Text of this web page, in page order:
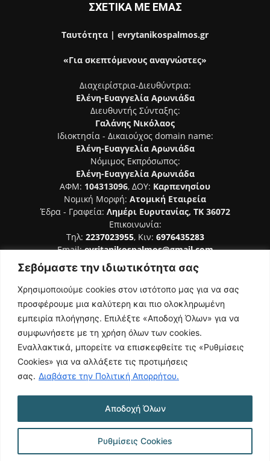
Σεβόμαστε την ιδιωτικότητα σας
Χρησιμοποιούμε cookies στον ιστότοπο μας για να σας
προσφέρουμε μια καλύτερη και πιο ολοκληρωμένη
εμπειρία πλοήγησης. Επιλέξτε «Αποδοχή Όλων» για να
συμφωνήσετε με τη χρήση όλων των cookies.
Εναλλακτικά, μπορείτε να επισκεφθείτε τις «Ρυθμίσεις
Cookies» για να αλλάξετε τις προτιμήσεις
σας. Διαβάστε την Πολιτική Απορρήτου.
Ρυθμίσεις Cookies
Αποδοχή Όλων
ΣΧΕΤΙΚΑ ΜΕ ΕΜΑΣ
Ταυτότητα | evrytanikospalmos.gr
«Για σκεπτόμενους αναγνώστες»
Διαχειρίστρια-Διευθύντρια:
Ελένη-Ευαγγελία Αρωνιάδα
Διευθυντής Σύνταξης:
Γαλάνης Νικόλαος
Ιδιοκτησία - Δικαιούχος domain name:
Ελένη-Ευαγγελία Αρωνιάδα
Νόμιμος Εκπρόσωπος:
Ελένη-Ευαγγελία Αρωνιάδα
ΑΦΜ: 104313096, ΔΟΥ: Καρπενησίου
Νομική Μορφή: Ατομική Εταιρεία
Έδρα - Γραφεία: Λημέρι Ευρυτανίας, ΤΚ 36072
Επικοινωνία:
Τηλ: 2237023955, Κιν: 6976435283
Email:evritanikospalmos@gmail.com
ΑΚΟΛΟΥΘΗΣΕ ΜΑΣ
Όροι Χρήσης
Κατασκευή Ιστοσελίδας | Κοκοτίνης Δημήτριος